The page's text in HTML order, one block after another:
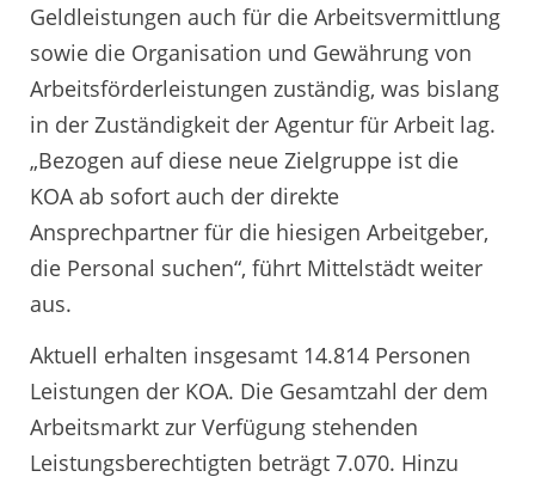
Geldleistungen auch für die Arbeitsvermittlung
sowie die Organisation und Gewährung von
Arbeitsförderleistungen zuständig, was bislang
in der Zuständigkeit der Agentur für Arbeit lag.
„Bezogen auf diese neue Zielgruppe ist die
KOA ab sofort auch der direkte
Ansprechpartner für die hiesigen Arbeitgeber,
die Personal suchen“, führt Mittelstädt weiter
aus.
Aktuell erhalten insgesamt 14.814 Personen
Leistungen der KOA. Die Gesamtzahl der dem
Arbeitsmarkt zur Verfügung stehenden
Leistungsberechtigten beträgt 7.070. Hinzu